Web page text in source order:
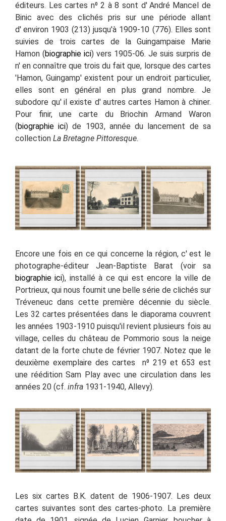
éditeurs. Lescartes n⁰ 2 à 8 sont d' André Mancel de
Binic avec des clichés pris surune période allant
d' environ 1903 (213) jusqu'à 1909-10 (776). Elles sont
suivies de trois cartes de la Guingampaise Marie
Hamon (biographie ici) vers 1905-06. Je suis surpris de
n' en connaître que trois du fait que, lorsque des cartes
'Hamon, Guingamp' existent pour un endroit particulier,
elles sont en général en plus grand nombre. Je
subodore qu' il existe d' autres cartes Hamon à chiner.
Pour finir,une carte du BriochinArmand Waron
(biographie ici) de 1903, année du lancement de sa
collection La Bretagne Pittoresque.
Encore une fois en ce qui concerne la région, c' est le
photographe-éditeur Jean-Baptiste Barat (voir sa
biographie ici), installé à ce qui est encore la ville de
Portrieux, qui nous fournit une belle série de clichés sur
Tréveneuc dans cette première décennie du siècle.
Les 32 cartes présentées dans le diaporama couvrent
les années 1903-1910 puisqu'il revient plusieurs fois au
village, celles du château de Pommorio sous la neige
datant de la forte chute de février 1907. Notez que le
deuxième exemplaire des cartes n⁰ 219 et 653 est
une réédition Sam Play avec une circulation dans les
années 20 (cf. infra 1931-1940, Allevy).
Les six cartes B.K. datent de 1906-1907. Les deux
cartes suivantes sont des cartes-photo. La première